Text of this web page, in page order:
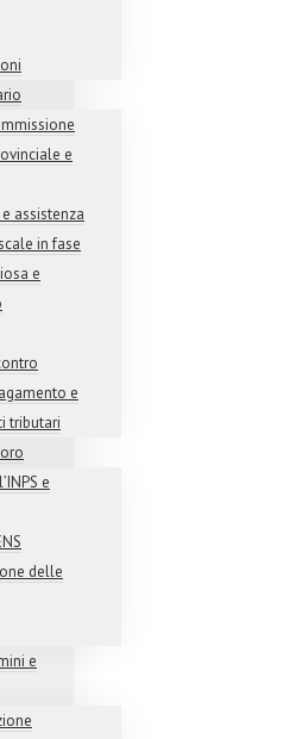
e
assistenza
in fase
e
e
tributari
e
delle
e